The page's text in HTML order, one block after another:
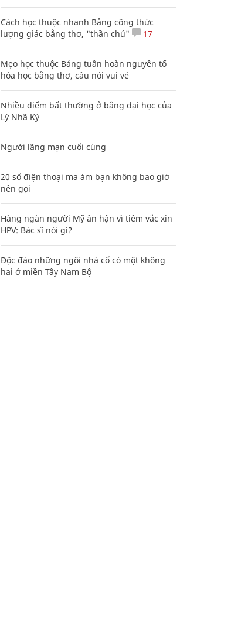
Cách học thuộc nhanh Bảng công thức
lượng giác bằng thơ, "thần chú"
17
Mẹo học thuộc Bảng tuần hoàn nguyên tố
hóa học bằng thơ, câu nói vui vẻ
Nhiều điểm bất thường ở bằng đại học của
Lý Nhã Kỳ
Người lãng mạn cuối cùng
20 số điện thoại ma ám bạn không bao giờ
nên gọi
Hàng ngàn người Mỹ ân hận vì tiêm vắc xin
HPV: Bác sĩ nói gì?
Độc đáo những ngôi nhà cổ có một không
hai ở miền Tây Nam Bộ